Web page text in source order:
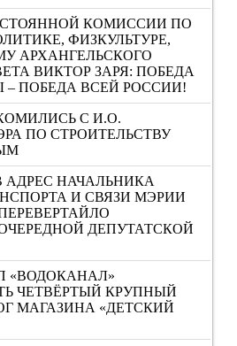
КОМИССИИ ПО
ФИЗКУЛЬТУРЕ,
АРХАНГЕЛЬСКОГО
ВИКТОР ЗАРЯ: ПОБЕДА
– ПОБЕДА ВСЕЙ РОССИИ!
С И.О.
ПО СТРОИТЕЛЬСТВУ
АДРЕС НАЧАЛЬНИКА
И СВЯЗИ МЭРИИ
ДЕПУТАТСКОЙ
«ВОДОКАНАЛ»
ЧЕТВЁРТЫЙ КРУПНЫЙ
МАГАЗИНА «ДЕТСКИЙ